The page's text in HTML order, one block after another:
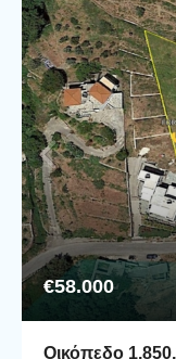
€58.000